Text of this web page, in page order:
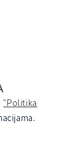
"Politika